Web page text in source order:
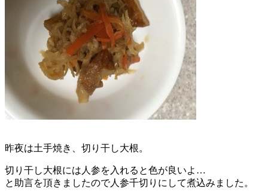
昨夜は土手焼き、切り干し大根。
切り干し大根には人参を入れると色が良いよ…
と助言を頂きましたので人参千切りにして煮込みました。